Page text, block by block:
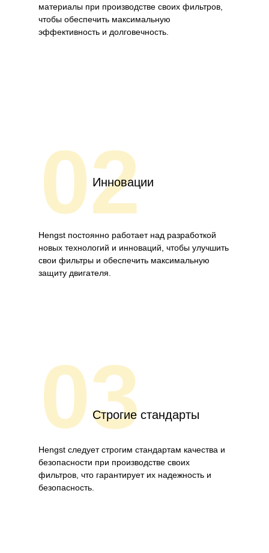
материалы при производстве своих фильтров,
чтобы обеспечить максимальную
эффективность и долговечность.
02
Инновации
Hengst постоянно работает над разработкой
новых технологий и инноваций, чтобы улучшить
свои фильтры и обеспечить максимальную
защиту двигателя.
03Строгие стандарты
Hengst следует строгим стандартам качества и
безопасности при производстве своих
фильтров, что гарантирует их надежность и
безопасность.